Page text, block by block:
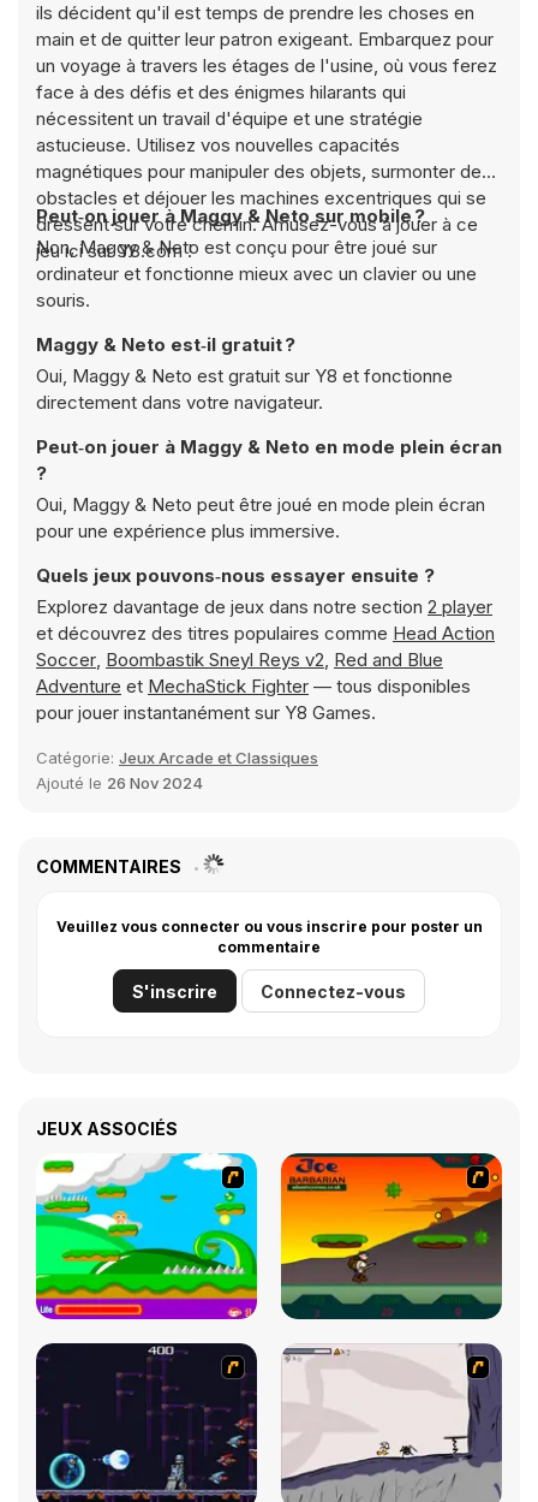
ils décident qu'il est temps de prendre les choses en
main et de quitter leur patron exigeant. Embarquez pour
un voyage à travers les étages de l'usine, où vous ferez
face à des défis et des énigmes hilarants qui
nécessitent un travail d'équipe et une stratégie
astucieuse. Utilisez vos nouvelles capacités
magnétiques pour manipuler des objets, surmonter des
obstacles et déjouer les machines excentriques qui se
dressent sur votre chemin. Amusez-vous à jouer à ce
jeu ici sur Y8.com !
Peut‑on jouer à Maggy & Neto sur mobile ?
Non, Maggy & Neto est conçu pour être joué sur
ordinateur et fonctionne mieux avec un clavier ou une
souris.
Maggy & Neto est‑il gratuit ?
Oui, Maggy & Neto est gratuit sur Y8 et fonctionne
directement dans votre navigateur.
Peut‑on jouer à Maggy & Neto en mode plein écran
?
Oui, Maggy & Neto peut être joué en mode plein écran
pour une expérience plus immersive.
Quels jeux pouvons‑nous essayer ensuite ?
Explorez davantage de jeux dans notre section 2 player
et découvrez des titres populaires comme Head Action
Soccer, Boombastik Sneyl Reys v2, Red and Blue
Adventure et MechaStick Fighter — tous disponibles
pour jouer instantanément sur Y8 Games.
Catégorie: Jeux Arcade et Classiques
Ajouté le 26 Nov 2024
COMMENTAIRES
Veuillez vous connecter ou vous inscrire pour poster un
commentaire
S'inscrire Connectez-vous
JEUX ASSOCIÉS